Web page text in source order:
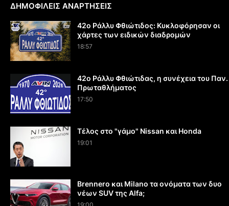
ΔΗΜΟΦΙΛΕΙΣ ΑΝΑΡΤΗΣΕΙΣ
42ο Ράλλυ Φθιώτιδος: Κυκλοφόρησαν οι
χάρτες των ειδικών διαδρομών
18:57
42ο Ράλλυ Φθιώτιδας, η συνέχεια του Παν.
Πρωταθλήματος
17:50
Τέλος στο "γάμο" Nissan και Honda
19:01
Brennero και Milano τα ονόματα των δυο
νέων SUV της Alfa;